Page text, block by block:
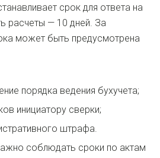
срок для ответа на
расчеты — 10 дней. За
может быть предусмотрена
порядка ведения бухучета;
инициатору сверки;
штрафа.
соблюдать сроки по актам